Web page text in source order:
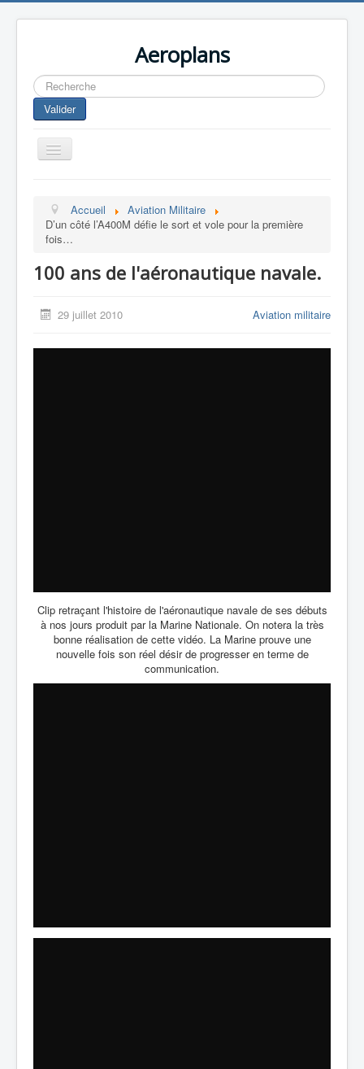
Aeroplans
Rechercher
Valider
Toggle
Navigation
Aviation Commerciale
Aviation d'Affaire
Aviation Militaire
Accueil
Aviation Militaire
D’un côté l’A400M défie le sort et vole pour la première
fois…
100 ans de l'aéronautique navale.
29 juillet 2010 Aviation militaire
Clip retraçant l'histoire de l'aéronautique navale de ses débuts
à nos jours produit par la Marine Nationale. On notera la très
bonne réalisation de cette vidéo. La Marine prouve une
nouvelle fois son réel désir de progresser en terme de
communication.